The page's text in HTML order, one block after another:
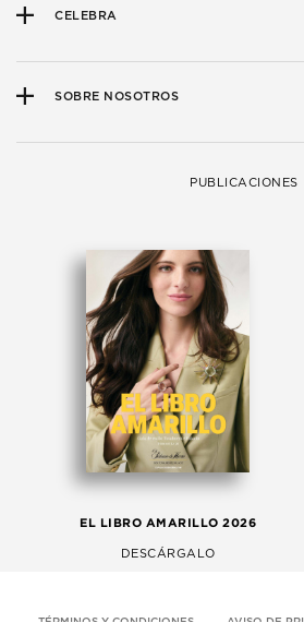
CELEBRA
SOBRE NOSOTROS
PUBLICACIONES
EL LIBRO AMARILLO 2026
DESCÁRGALO